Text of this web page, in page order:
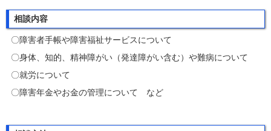
相談内容
〇障害者手帳や障害福祉サービスについて
〇身体、知的、精神障がい（発達障がい含む）や難病について
〇就労について
〇障害年金やお金の管理について など